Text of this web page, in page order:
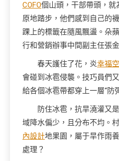
COFO個山頭，干部帶頭，就
原地踏步，他們感到自己的
踝上的標籤在隨風飄盪。朵
行和營銷辦事中間副主任張
春天護住了花，炎幸福
會碰到冰雹侵襲。技巧員們
給各個冰雹帶都穿上一層“防
防住冰雹，抗旱澆灌又
域降水偏少，且分布不均。
內設計地果園，屬于旱作雨
處理？